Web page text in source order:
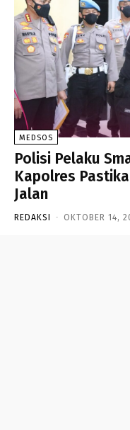
MEDSOS
Polisi Pelaku
Kapolres
Jalan
REDAKSI - OKTOBER 14,